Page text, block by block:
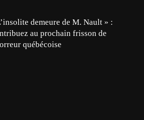
demeure de M. Nault » :
au prochain frisson de
québécoise